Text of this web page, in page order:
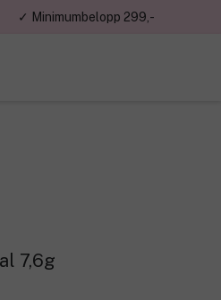
✓ Minimumbelopp 299,-
7,6g